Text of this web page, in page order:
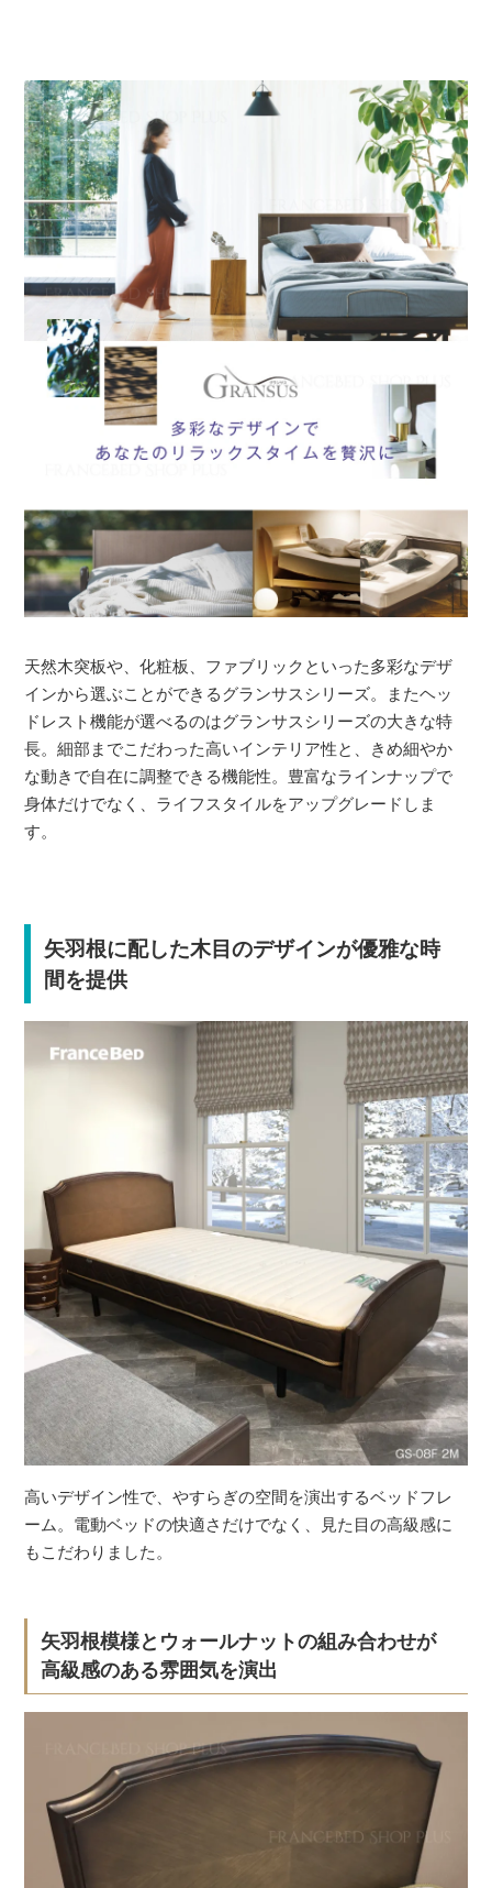
天然木突板や、化粧板、ファブリックといった多彩なデザ
インから選ぶことができるグランサスシリーズ。またヘッ
ドレスト機能が選べるのはグランサスシリーズの大きな特
長。細部までこだわった高いインテリア性と、きめ細やか
な動きで自在に調整できる機能性。豊富なラインナップで
身体だけでなく、ライフスタイルをアップグレードしま
す。
矢羽根に配した木目のデザインが優雅な時
間を提供
高いデザイン性で、やすらぎの空間を演出するベッドフレ
ーム。電動ベッドの快適さだけでなく、見た目の高級感に
もこだわりました。
矢羽根模様とウォールナットの組み合わせが
高級感のある雰囲気を演出